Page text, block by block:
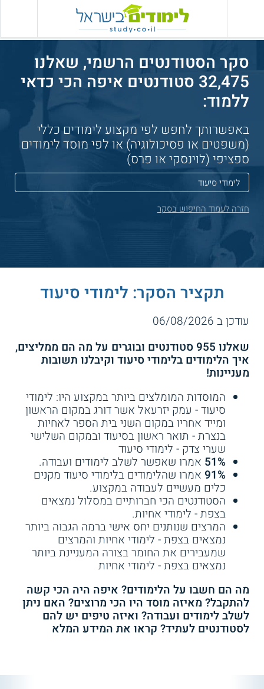
סקר הסטודנטים הרשמי, שאלנו
32,475 סטודנטים איפה הכי כדאי
ללמוד:
באפשרותך לחפש לפי מקצוע לימודים כללי
(משפטים או פסיכולוגיה) או לפי מוסד לימודים
ספציפי (לוינסקי או פרס)
חזרה לעמוד החיפוש בסקר
תקציר הסקר: לימודי סיעוד
עודכן ב 06/08/2026
שאלנו 955 סטודנטים ובוגרים על מה הם ממליצים,
איך הלימודים בלימודי סיעוד וקיבלנו תשובות
מעניינות!
המוסדות המומלצים ביותר במקצוע היו: לימודי
סיעוד - עמק יזרעאל אשר דורג במקום הראשון
ומייד אחריו במקום השני בית הספר לאחיות
בנצרת - תואר ראשון בסיעוד ובמקום השלישי
שערי צדק - לימודי סיעוד
51% אמרו שאפשר לשלב לימודים ועבודה.
91% אמרו שהלימודים בלימודי סיעוד מקנים
כלים מעשיים לעבודה במקצוע.
הסטודנטים הכי חברותיים במסלול נמצאים
בצפת - לימודי אחיות.
המרצים שנותנים יחס אישי ברמה הגבוה ביותר
נמצאים בצפת - לימודי אחיות והמרצים
שמעבירים את החומר בצורה המעניינת ביותר
נמצאים בצפת - לימודי אחיות
מה הם חשבו על הלימודים? איפה היה הכי קשה
להתקבל? מאיזה מוסד היו הכי מרוצים? האם ניתן
לשלב לימודים ועבודה? ואיזה טיפים יש להם
לסטודנטים לעתיד? קראו את המידע המלא